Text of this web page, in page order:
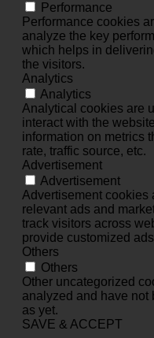
Performance
Performance cookies
analyze the key
which helps in
the visitors.
Analytics
Analytics
Analytical cookies are
interact with the
information on metrics
rate, traffic source, etc.
Advertisement
Advertisement
Advertisement cookies
relevant ads and
track visitors across
provide customized
Others
Others
Other uncategorized
analyzed and have not
as yet.
SAVE & ACCEPT